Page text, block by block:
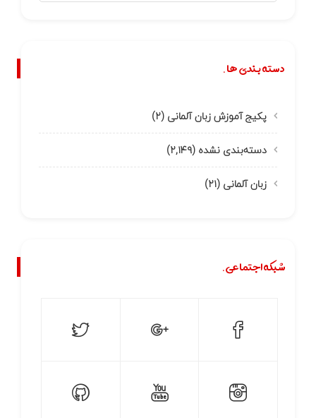
دسته بندی ها.
پکیج آموزش زبان آلمانی (۲)
دسته‌بندی نشده (۲,۱۴۹)
زبان آلمانی (۲۱)
شبکه اجتماعی.